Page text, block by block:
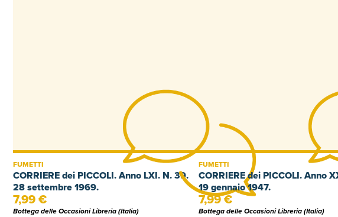
CORRIERE dei PICCOLI. Anno LXI. N. 39.
28 settembre 1969.
FUMETTI
7,99 €
Bottega delle Occasioni Libreria (Italia)
CORRIERE dei PICCOLI. Anno
19 gennaio 1947.
FUMETTI
7,99 €
Bottega delle Occasioni Libreria (Italia)